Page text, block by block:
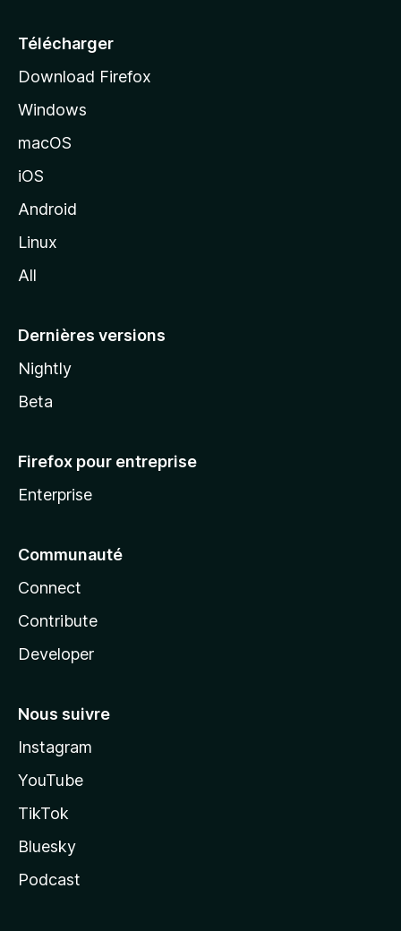
e
l
d
o
z
l
Télécharger
Download Firefox
Windows
macOS
iOS
Android
Linux
All
Dernières versions
Nightly
Beta
Firefox pour entreprise
Enterprise
Communauté
Connect
Contribute
Developer
Nous suivre
Instagram
YouTube
TikTok
Bluesky
Podcast